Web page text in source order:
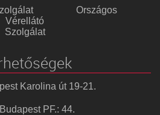
Országos
Vérellátó
Szolgálat
Karolina út 19-21.
PF.: 44.